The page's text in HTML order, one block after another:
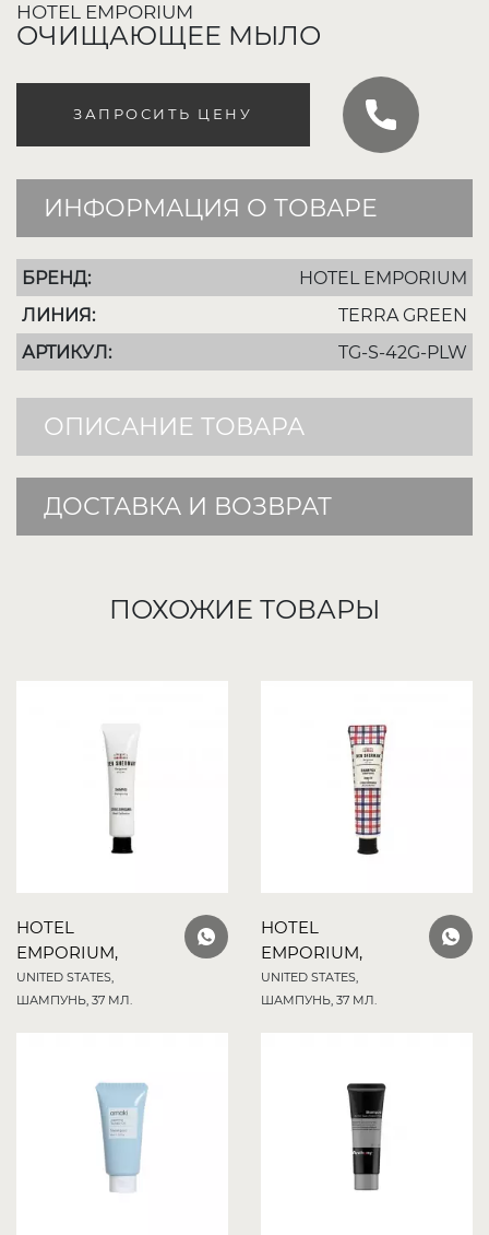
HOTEL EMPORIUM
ОЧИЩАЮЩЕЕ МЫЛО
ЗАПРОСИТЬ ЦЕНУ
ИНФОРМАЦИЯ О ТОВАРЕ
БРЕНД:
HOTEL EMPORIUM
ЛИНИЯ:
TERRA GREEN
АРТИКУЛ:
TG-S-42G-PLW
ОПИСАНИЕ ТОВАРА
ДОСТАВКА И ВОЗВРАТ
ПОХОЖИЕ ТОВАРЫ
HOTEL
EMPORIUM,
UNITED STATES,
ШАМПУНЬ, 37 МЛ.
HOTEL
EMPORIUM,
UNITED STATES,
ШАМПУНЬ, 37 МЛ.